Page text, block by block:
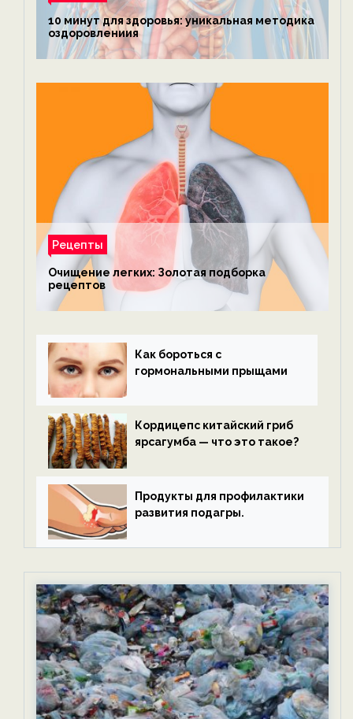
10 минут для здоровья: уникальная методика
оздоровлениия
Рецепты
Очищение легких: Золотая подборка
рецептов
Как бороться с
гормональными прыщами
Кордицепс китайский гриб
ярсагумба — что это такое?
Продукты для профилактики
развития подагры.